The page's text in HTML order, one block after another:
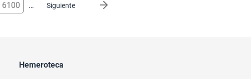
6100 … Siguiente
Siguiente página
Hemeroteca